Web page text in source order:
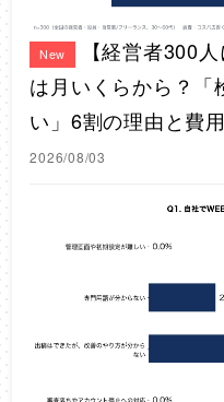
New
【経営者300人
は月いくらから？「
い」6割の理由と費
2026/08/03